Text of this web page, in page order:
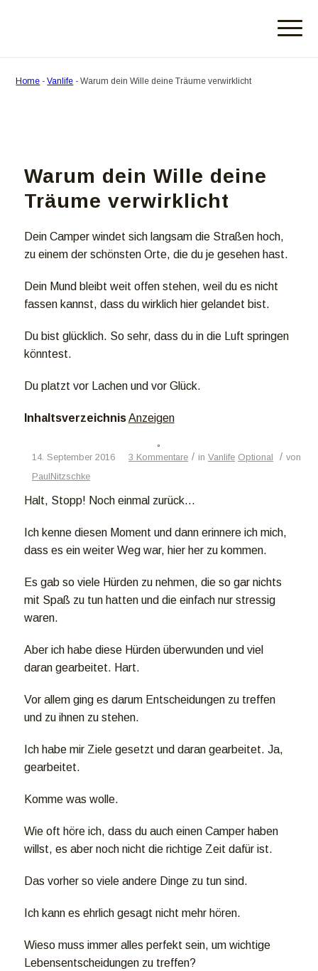
Home -Vanlife -Warum dein Wille deine Träume verwirklicht
Warum dein Wille deine
Träume verwirklicht
Dein Camper windet sich langsam die Straßen hoch,
zu einem der schönsten Orte, die du je gesehen hast.
Dein Mund bleibt weit offen stehen, weil du es nicht
fassen kannst, dass du wirklich hier gelandet bist.
Du bist glücklich. So sehr, dass du in die Luft springen
könntest.
Du platzt vor Lachen und vor Glück.
Inhaltsverzeichnis Anzeigen
14. September 2016 3 Kommentare / inVanlife Optional / von
PaulNitzschke
Halt, Stopp! Noch einmal zurück…
Ich kenne diesen Moment und dann erinnere ich mich,
dass es ein weiter Weg war, hier her zu kommen.
Es gab so viele Hürden zu nehmen, die so gar nichts
mit Spaß zu tun hatten und die einfach nur stressig
waren.
Aber ich habe diese Hürden überwunden und viel
daran gearbeitet. Hart.
Vor allem ging es darum Entscheidungen zu treffen
und zu ihnen zu stehen.
Ich habe mir Ziele gesetzt und daran gearbeitet. Ja,
gearbeitet.
Komme was wolle.
Wie oft höre ich, dass du auch einen Camper haben
willst, es aber noch nicht die richtige Zeit dafür ist.
Das vorher so viele andere Dinge zu tun sind.
Ich kann es ehrlich gesagt nicht mehr hören.
Wieso muss immer alles perfekt sein, um wichtige
Lebensentscheidungen zu treffen?